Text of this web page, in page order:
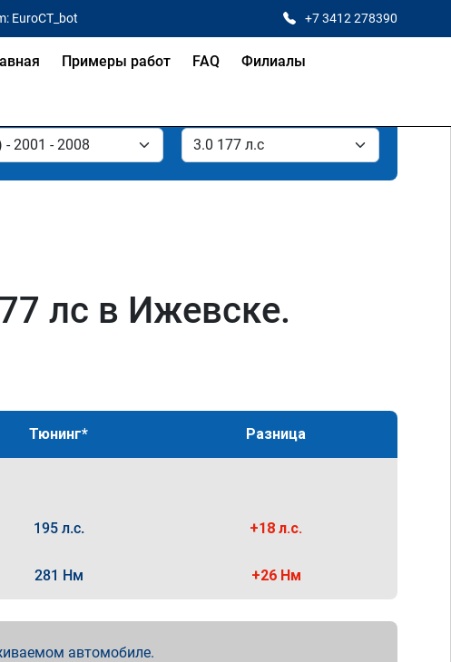
EuroCT_bot +7 3412 278390
Примеры работ FAQ Филиалы
лс в Ижевске.
Тюнинг* Разница
195 л.с. +18 л.с.
281 Нм +26 Нм
автомобиле.